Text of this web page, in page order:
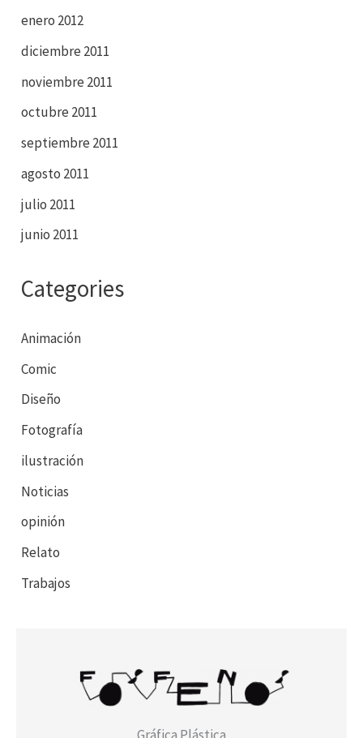
enero 2012
diciembre 2011
noviembre 2011
octubre 2011
septiembre 2011
agosto 2011
julio 2011
junio 2011
Categories
Animación
Comic
Diseño
Fotografía
ilustración
Noticias
opinión
Relato
Trabajos